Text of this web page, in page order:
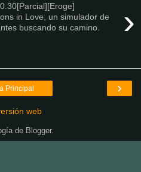
›
in Love, un simulador de
buscando su camino.
›
Principal
web
de Blogger.